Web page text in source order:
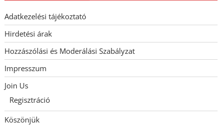
Adatkezelési tájékoztató
Hirdetési árak
Hozzászólási és Moderálási Szabályzat
Impresszum
Join Us
Regisztráció
Köszönjük